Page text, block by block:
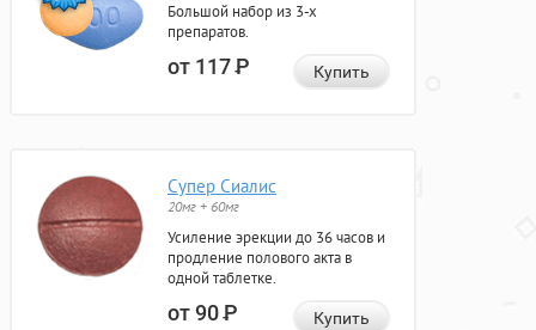
Большой набор из 3-х
препаратов.
от 117Р Купить
Супер Сиалис
20мг + 60мг
Усиление эрекции до 36 часов и
продление полового акта в
одной таблетке.
от 90Р Купить